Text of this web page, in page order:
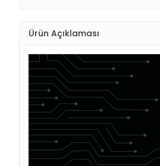
Ürün Açıklaması